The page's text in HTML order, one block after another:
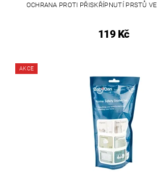
OCHRANA PROTI PŘISKŘÍPNUTÍ PRSTŮ
119 Kč
AKCE